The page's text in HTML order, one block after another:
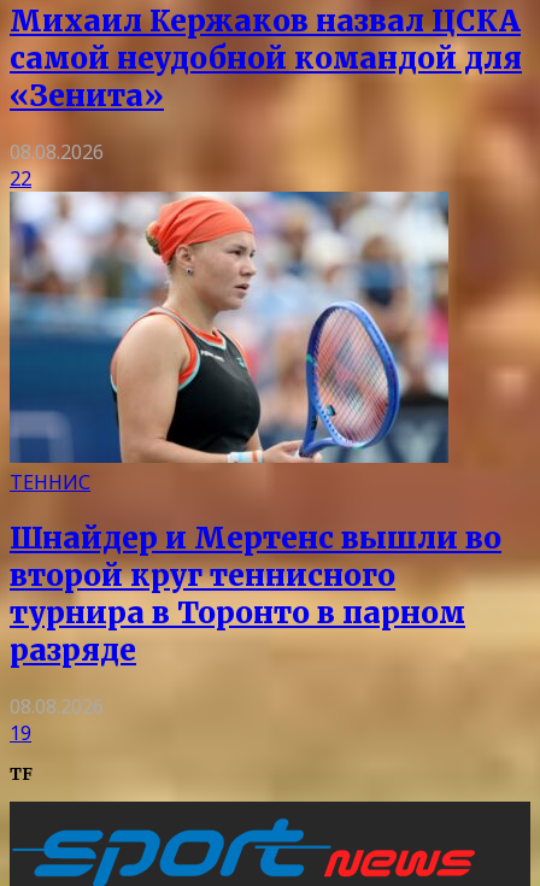
Михаил Кержаков назвал ЦСКА
самой неудобной командой для
«Зенита»
08.08.2026
22
ТЕННИС
Шнайдер и Мертенс вышли во
второй круг теннисного
турнира в Торонто в парном
разряде
08.08.2026
19
TF